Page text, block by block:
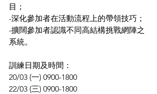
目；
-深化參加者在活動流程上的帶領技巧；
-擴闊參加者認識不同高結構挑戰網陣之
系統。
訓練日期及時間：
20/03 (一) 0900-1800
22/03 (三) 0900-1800